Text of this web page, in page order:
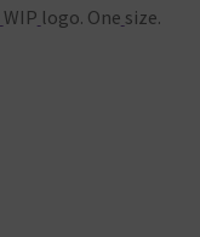
WIP logo. One size.